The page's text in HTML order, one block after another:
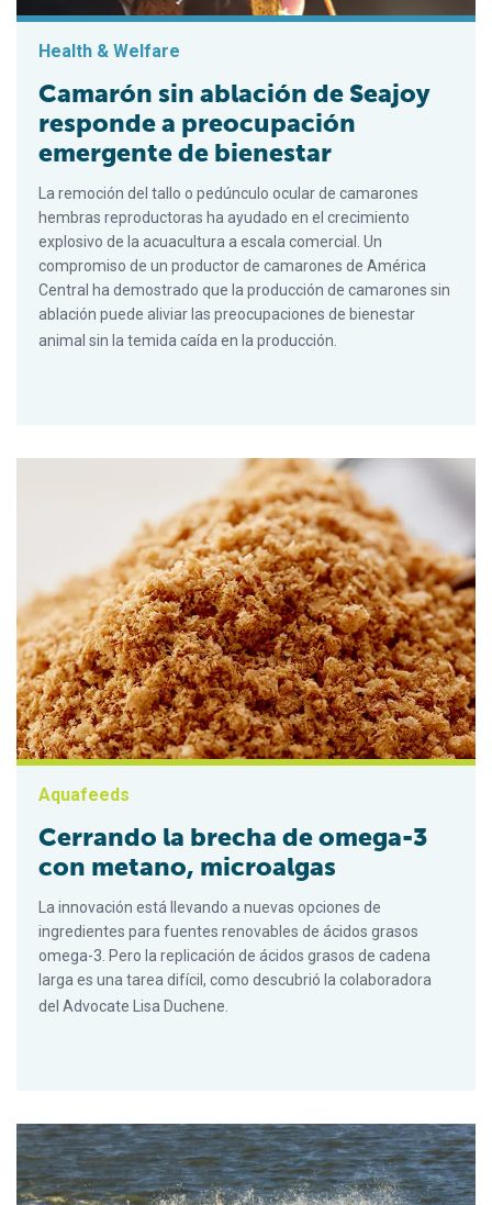
Health & Welfare
Camarón sin ablación de Seajoy
responde a preocupación
emergente de bienestar
La remoción del tallo o pedúnculo ocular de camarones
hembras reproductoras ha ayudado en el crecimiento
explosivo de la acuacultura a escala comercial. Un
compromiso de un productor de camarones de América
Central ha demostrado que la producción de camarones sin
ablación puede aliviar las preocupaciones de bienestar
animal sin la temida caída en la producción.
Aquafeeds
Cerrando la brecha de omega-3
con metano, microalgas
La innovación está llevando a nuevas opciones de
ingredientes para fuentes renovables de ácidos grasos
omega-3. Pero la replicación de ácidos grasos de cadena
larga es una tarea difícil, como descubrió la colaboradora
del Advocate Lisa Duchene.